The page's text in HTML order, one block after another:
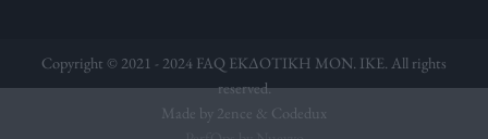
Copyright © 2021 - 2024 FAQ ΕΚΔΟΤΙΚΗ ΜΟΝ. ΙΚΕ. All rights
reserved.
Made by 2ence & Codedux